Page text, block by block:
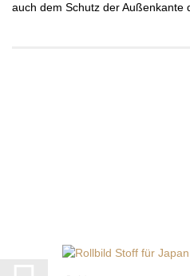
auch dem Schutz der Außenkante